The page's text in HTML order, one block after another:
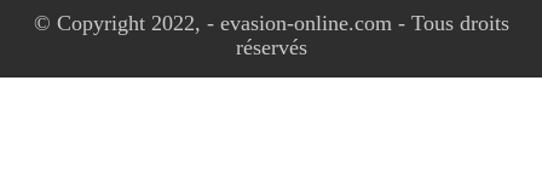
© Copyright 2022, - evasion-online.com - Tous droits
réservés